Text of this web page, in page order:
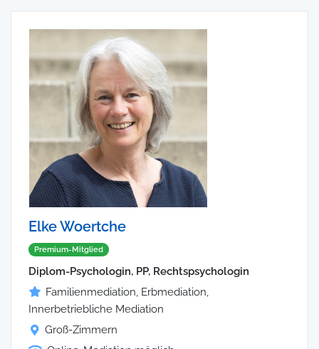
Elke Woertche
Premium-Mitglied
Diplom-Psychologin, PP, Rechtspsychologin
Familienmediation, Erbmediation,
Innerbetriebliche Mediation
Groß-Zimmern